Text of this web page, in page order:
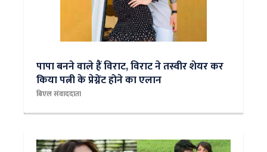
पापा बनने वाले हैं विराट, विराट ने तस्वीर शेयर कर
किया पत्नी के प्रेग्नेंट होने का एलान
बिएल संवाददाता